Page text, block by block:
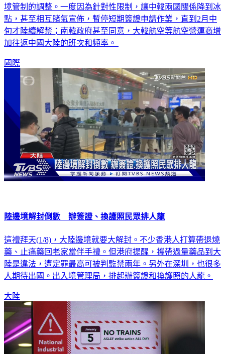
境管制的調整。一度因為針對性限制，讓中韓兩國關係降到冰
點，甚至相互賭氣宣佈，暫停短期簽證申請作業，直到2月中
旬才陸續解禁；南韓政府甚至同意，大韓航空等航空營運商增
加往返中國大陸的班次和頻率。
國際
陸邊境解封倒數 辦簽證、換護照民眾排人龍
這禮拜天(1/8)，大陸邊境就要大解封。不少香港人打算帶退燒
藥、止痛藥回老家當伴手禮。但港府提醒，攜帶過量藥品到大
陸是違法，遭定罪最高可被判監禁兩年。另外在深圳，也很多
人期待出國。出入境管理局，排起辦簽證和換護照的人龍。
大陸